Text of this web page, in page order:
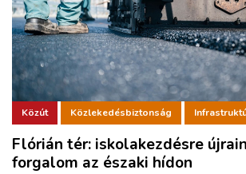
Közút Közlekedésbiztonság
Flórián tér: iskolakezdésre
forgalom az északi hídon